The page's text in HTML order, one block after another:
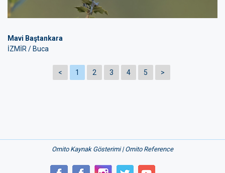
Mavi Baştankara
İZMİR / Buca
< 1 2 3 4 5 >
Ornito Kaynak Gösterimi | Ornito Reference